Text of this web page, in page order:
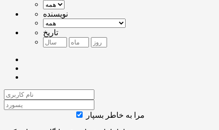
نویسنده
تاریخ
مرا به خاطر بسپار